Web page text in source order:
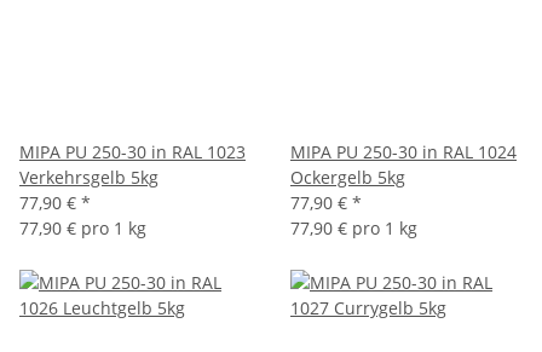
MIPA PU 250-30 in RAL 1023
Verkehrsgelb 5kg
77,90 € *
77,90 € pro 1 kg
MIPA PU 250-30 in RAL 1024
Ockergelb 5kg
77,90 € *
77,90 € pro 1 kg